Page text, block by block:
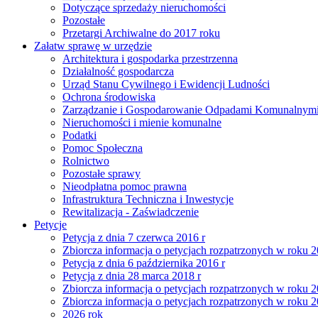
Dotyczące sprzedaży nieruchomości
Pozostałe
Przetargi Archiwalne do 2017 roku
Załatw sprawę w urzędzie
Architektura i gospodarka przestrzenna
Działalność gospodarcza
Urząd Stanu Cywilnego i Ewidencji Ludności
Ochrona środowiska
Zarządzanie i Gospodarowanie Odpadami Komunalnymi
Nieruchomości i mienie komunalne
Podatki
Pomoc Społeczna
Rolnictwo
Pozostałe sprawy
Nieodpłatna pomoc prawna
Infrastruktura Techniczna i Inwestycje
Rewitalizacja - Zaświadczenie
Petycje
Petycja z dnia 7 czerwca 2016 r
Zbiorcza informacja o petycjach rozpatrzonych w roku
Petycja z dnia 6 października 2016 r
Petycja z dnia 28 marca 2018 r
Zbiorcza informacja o petycjach rozpatrzonych w roku
Zbiorcza informacja o petycjach rozpatrzonych w roku
2026 rok